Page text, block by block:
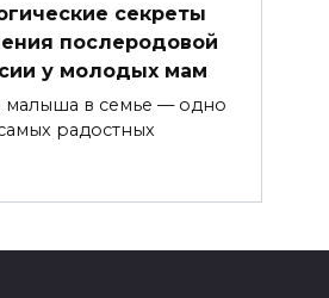
секреты
послеродовой
у молодых мам
малыша в семье — одно
радостных